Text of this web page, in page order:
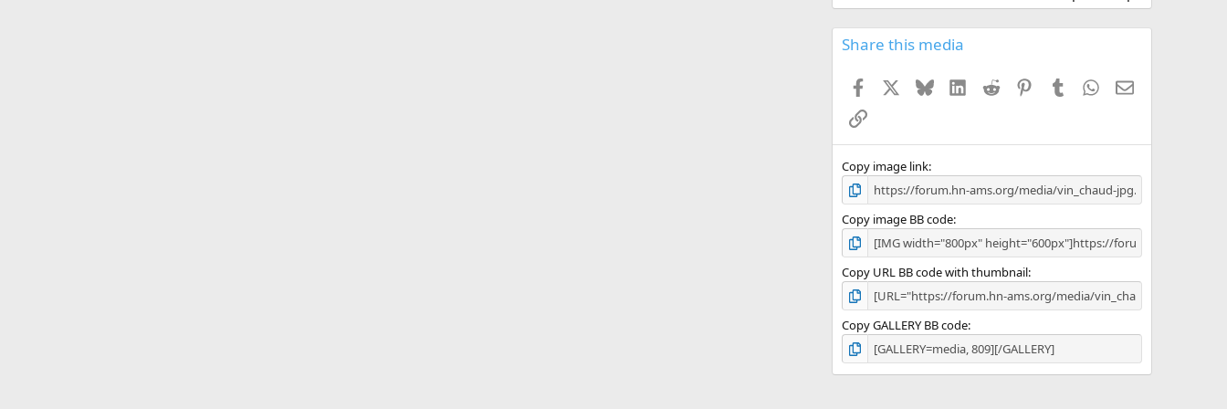
Share this media
Facebook BlueskyLinkedIn
Reddit PinterestTumblr WhatsApp
Email
Link
Copy image link
Copy image BB code
Copy URL BB code with thumbnail
Copy GALLERY BB code